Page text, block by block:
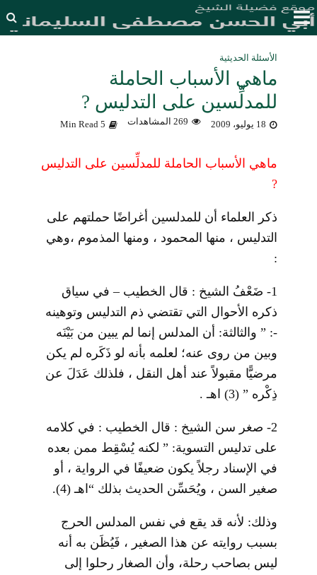
الأسئلة الحديثية
ماهي الأسباب الحاملة
للمدلِّسين على التدليس ?
18 يوليو، 2009 269 المشاهدات 5 Min Read
ماهي الأسباب الحاملة للمدلِّسين على التدليس
?
ذكر العلماء أن للمدلسين أغراضًا حملتهم على
التدليس ، منها المحمود ، ومنها المذموم ،وهي
:
1- ضَعْفُ الشيخ : قال الخطيب – في سياق
ذكره الأحوال التي تقتضي ذم التدليس وتوهينه
-: ” والثالثة: أن المدلس إنما لم يبين من بَيْنَه
وبين من روى عنه؛ لعلمه بأنه لو ذَكَره لم يكن
مرضيًّا مقبولاً عند أهل النقل ، فلذلك عَدَلَ عن
ذِكْره ”(3) اهـ .
2- صغر سن الشيخ : قال الخطيب : في كلامه
على تدليس التسوية: ” لكنه يُسْقِط ممن بعده
في الإسناد رجلاً يكون ضعيفًا في الرواية ، أو
صغير السن ، ويُحَسِّن الحديث بذلك “اهـ(4)
.
وذلك: لأنه قد يقع في نفس المدلس الحرج
بسبب روايته عن هذا الصغير ، فَيُظَن به أنه
ليس بصاحب رحلة، وأن الصغار رحلوا إلى